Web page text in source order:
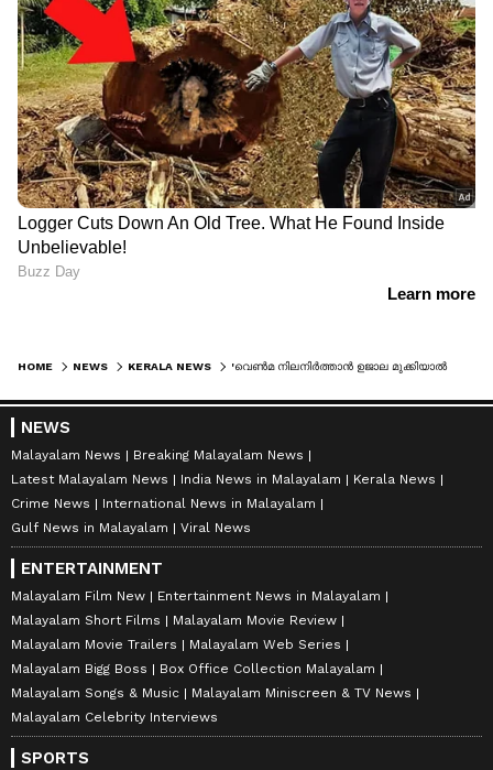
HOME NEWS KERALA NEWS
NEWS
Malayalam News
Breaking Malayalam News
Latest Malayalam News
India News in Malayalam
Kerala News
Crime News
International News in Malayalam
Gulf News in Malayalam
Viral News
ENTERTAINMENT
Malayalam Film New
Entertainment News in Malayalam
Malayalam Short Films
Malayalam Movie Review
Malayalam Movie Trailers
Malayalam Web Series
Malayalam Bigg Boss
Box Office Collection Malayalam
Malayalam Songs & Music
Malayalam Miniscreen & TV News
Malayalam Celebrity Interviews
SPORTS